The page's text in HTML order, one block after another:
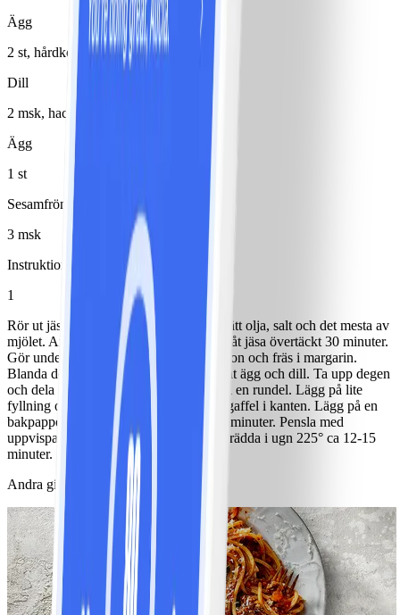
Ägg
2 st, hårdkokta
Dill
2 msk, hackad
Ägg
1 st
Sesamfrön
3 msk
Instruktioner
1
Rör ut jästen i mjölken i en bunke. Tillsätt olja, salt och det mesta av
mjölet. Arbeta ihop till en smidig deg. Låt jäsa övertäckt 30 minuter.
Gör under tiden fyllningen. Strimla purjon och fräs i margarin.
Blanda det med hackade skaldjur, hackat ägg och dill. Ta upp degen
och dela i 16 bitar. Kavla ut varje del till en rundel. Lägg på lite
fyllning och vik ihop, tryck till med en gaffel i kanten. Lägg på en
bakpappersklädd plåt och låt jäsa ca 30 minuter. Pensla med
uppvispat ägg och strö på sesamfrön. Grädda i ugn 225° ca 12-15
minuter.
Andra gillade också